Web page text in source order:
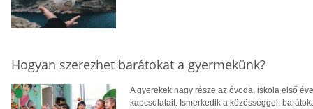
Hogyan szerezhet barátokat a gyermekünk?
A gyerekek nagy része az óvoda, iskola első
kapcsolatait. Ismerkedik a közösséggel,